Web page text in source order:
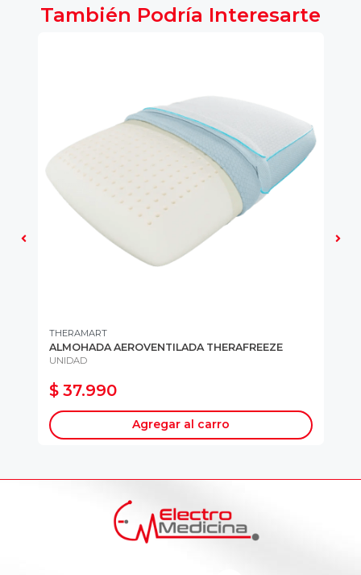
También Podría Interesarte
THERAMART
ALMOHADA AEROVENTILADA THERAFREEZE
UNIDAD
$ 37.990
Agregar al carro